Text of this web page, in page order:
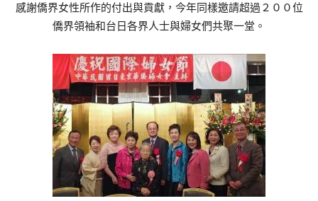
感謝僑界女性所作的付出與貢獻，今年同樣邀請超過２００位
僑界領袖和台日各界人士與婦女們共聚一堂。